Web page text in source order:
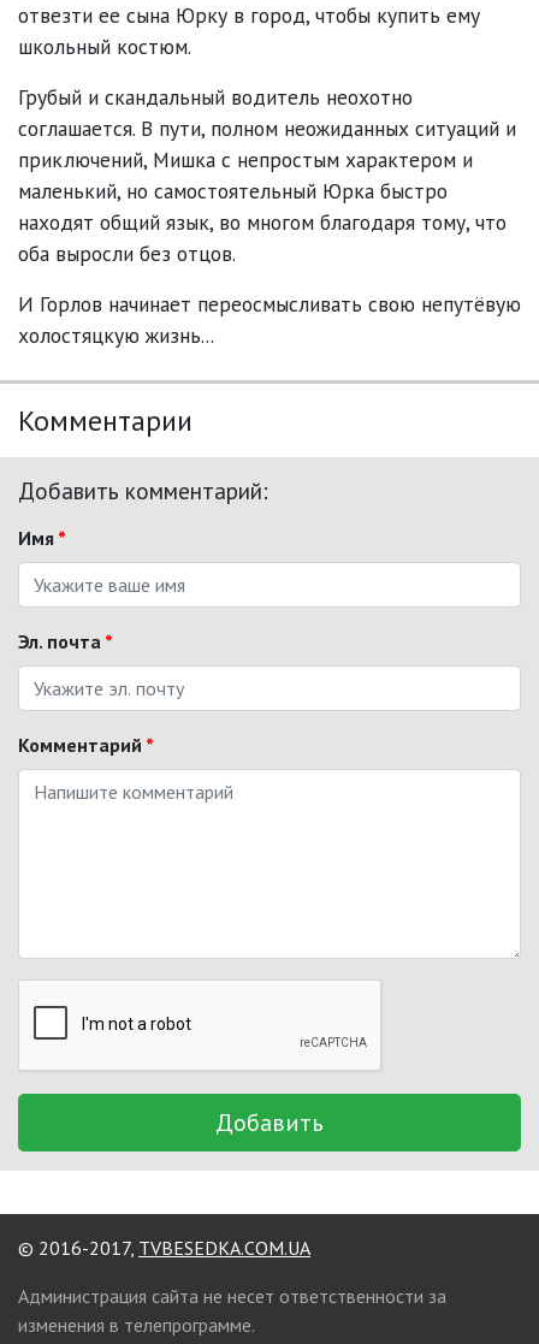
отвезти ее сына Юрку в город, чтобы купить ему
школьный костюм.
Грубый и скандальный водитель неохотно
соглашается. В пути, полном неожиданных ситуаций и
приключений, Мишка с непростым характером и
маленький, но самостоятельный Юрка быстро
находят общий язык, во многом благодаря тому, что
оба выросли без отцов.
И Горлов начинает переосмысливать свою непутёвую
холостяцкую жизнь...
Комментарии
Добавить комментарий:
Имя *
Эл. почта *
Комментарий *
Добавить
© 2016-2017, TVBESEDKA.COM.UA
Администрация сайта не несет ответственности за
изменения в телепрограмме.